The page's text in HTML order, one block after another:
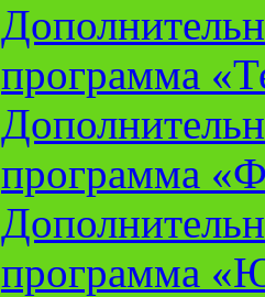
программа
программа
программа